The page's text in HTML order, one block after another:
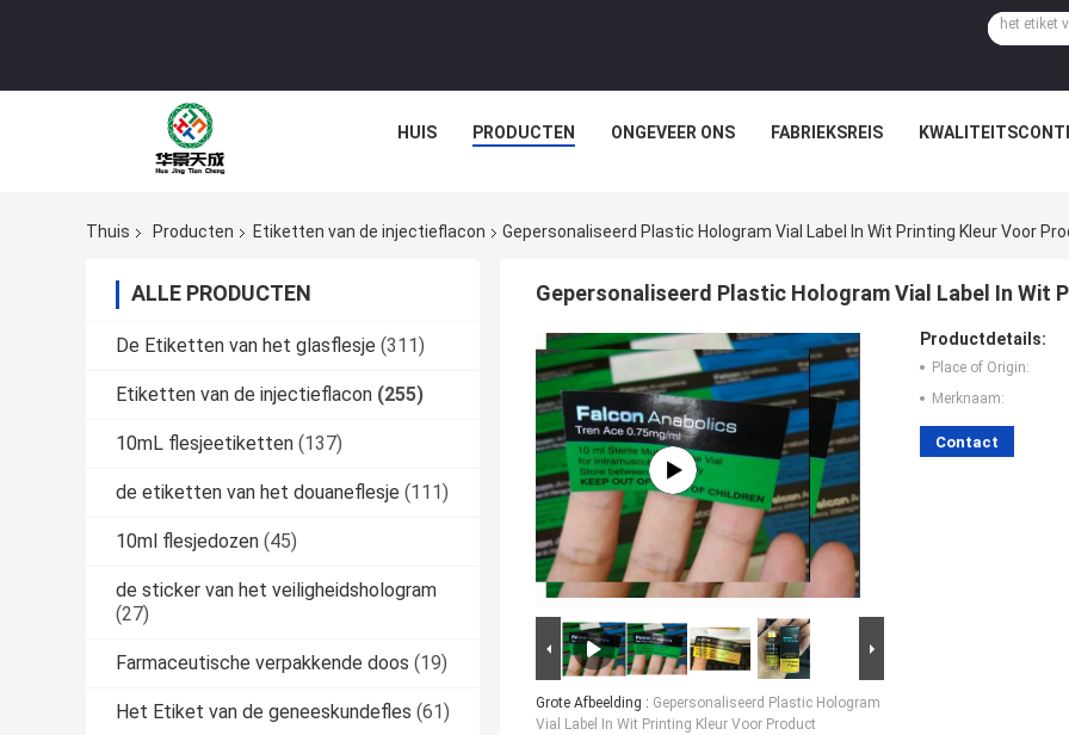
HUIS PRODUCTEN ONGEVEER ONS FABRIEKSREIS
Thuis Producten Etiketten van de injectieflacon Gepersonaliseerd Plastic Hologram Vial Label In Wit Printing Kleur Voor
ALLE PRODUCTEN
De Etiketten van het glasflesje (311)
Etiketten van de injectieflacon (255)
10mL flesjeetiketten (137)
de etiketten van het douaneflesje (111)
10ml flesjedozen (45)
de sticker van het veiligheidshologram
(27)
Farmaceutische verpakkende doos (19)
Het Etiket van de geneeskundefles (61)
Gepersonaliseerd Plastic Hologram Vial Label In Wit
Grote Afbeelding : Gepersonaliseerd Plastic Hologram
Vial Label In Wit Printing Kleur Voor Product
Productdetails:
Place of Origin:
Merknaam:
Contact